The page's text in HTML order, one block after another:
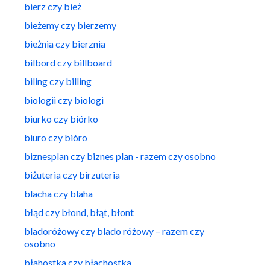
bierz czy bież
bieżemy czy bierzemy
bieżnia czy bierznia
bilbord czy billboard
biling czy billing
biologii czy biologi
biurko czy biórko
biuro czy bióro
biznesplan czy biznes plan - razem czy osobno
biżuteria czy birzuteria
blacha czy blaha
błąd czy błond, błąt, błont
bladoróżowy czy blado różowy – razem czy
osobno
błahostka czy błachostka